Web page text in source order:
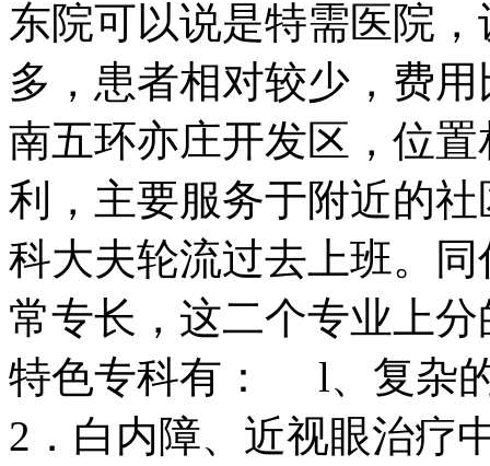
东院可以说是特需医院
多，患者相对较少，费
南五环亦庄开发区，位
利，主要服务于附近的
科大夫轮流过去上班。
常专长，这二个专业上
特色专科有： l、复杂
2．白内障、近视眼治疗